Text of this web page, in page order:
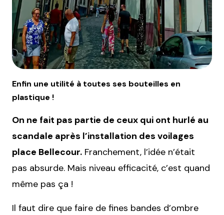
Enfin une utilité à toutes ses bouteilles en
plastique !
On ne fait pas partie de ceux qui ont hurlé au
scandale après l’installation des voilages
place Bellecour. Franchement, l’idée n’était
pas absurde. Mais niveau efficacité, c’est quand
même pas ça !
Il faut dire que faire de fines bandes d’ombre